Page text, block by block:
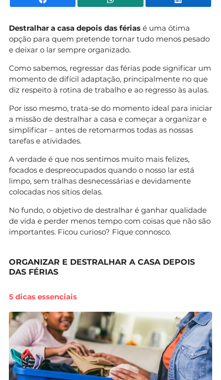
Destralhar a casa depois das férias é uma ótima
opção para quem pretende tornar tudo menos pesado
e deixar o lar sempre organizado.
Como sabemos, regressar das férias pode significar um
momento de difícil adaptação, principalmente no que
diz respeito à rotina de trabalho e ao regresso às aulas.
Por isso mesmo, trata-se do momento ideal para iniciar
a missão de destralhar a casa e começar a organizar e
simplificar – antes de retomarmos todas as nossas
tarefas e atividades.
A verdade é que nos sentimos muito mais felizes,
focados e despreocupados quando o nosso lar está
limpo, sem tralhas desnecessárias e devidamente
colocadas nos sítios delas.
No fundo, o objetivo de destralhar é ganhar qualidade
de vida e perder menos tempo com coisas que não são
importantes. Ficou curioso? Fique connosco.
ORGANIZAR E DESTRALHAR A CASA DEPOIS
DAS FÉRIAS
5 dicas essenciais